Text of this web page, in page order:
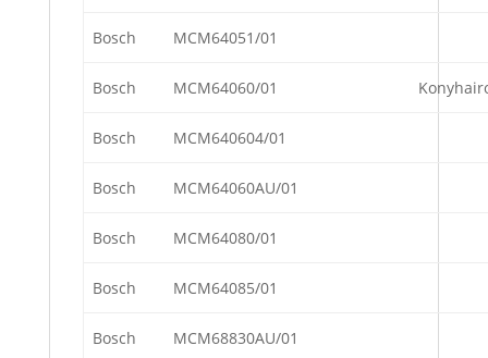
Bosch MCM64051/01
Bosch MCM64060/01
Bosch MCM640604/01
Bosch MCM64060AU/01
Bosch MCM64080/01
Bosch MCM64085/01
Bosch MCM68830AU/01